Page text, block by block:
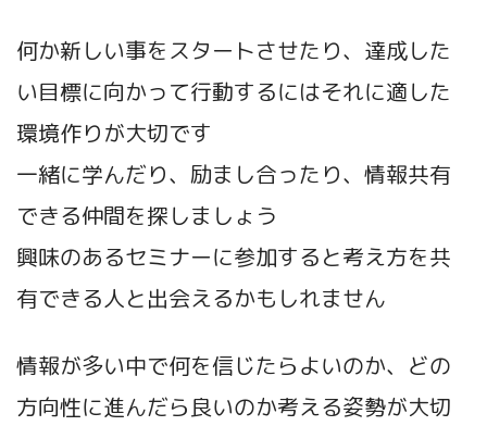
何か新しい事をスタートさせたり、達成した
い目標に向かって行動するにはそれに適した
環境作りが大切です
一緒に学んだり、励まし合ったり、情報共有
できる仲間を探しましょう
興味のあるセミナーに参加すると考え方を共
有できる人と出会えるかもしれません
情報が多い中で何を信じたらよいのか、どの
方向性に進んだら良いのか考える姿勢が大切